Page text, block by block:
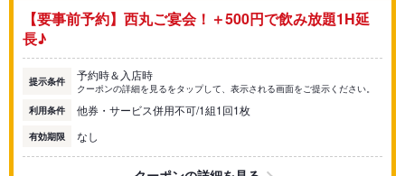
【要事前予約】西丸ご宴会！＋500円で飲み放題1H延
長♪
提示条件 予約時＆入店時
クーポンの詳細を見るをタップして、表示される画面をご提示ください。
利用条件
他券・サービス併用不可/1組1回1枚
有効期限 なし